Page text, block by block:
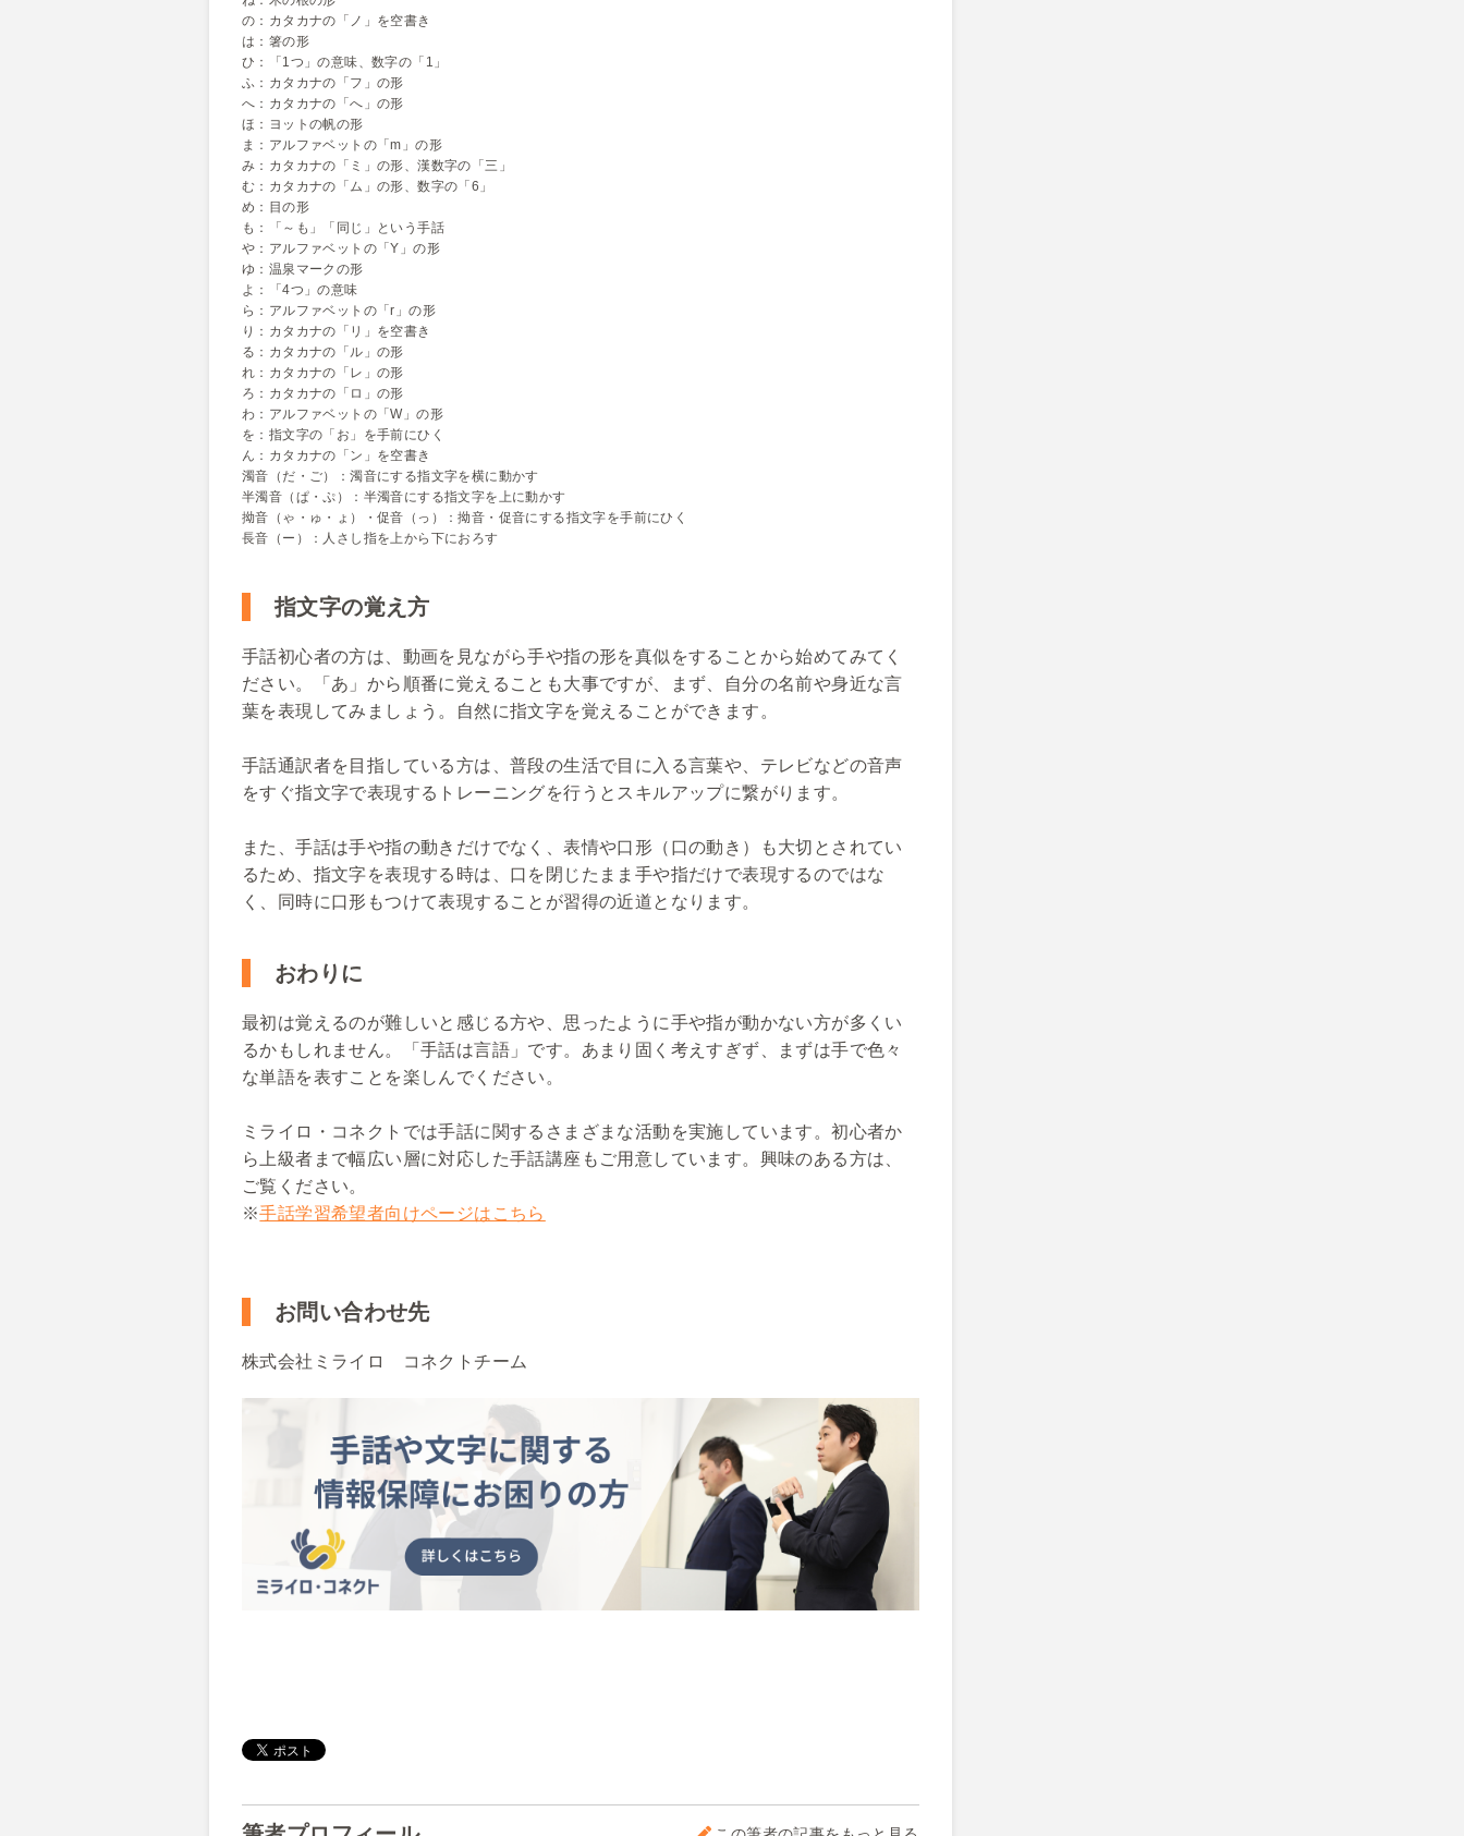
の：カタカナの「ノ」を空書き
は：箸の形
ひ：「1つ」の意味、数字の「1」
ふ：カタカナの「フ」の形
へ：カタカナの「へ」の形
ほ：ヨットの帆の形
ま：アルファベットの「m」の形
み：カタカナの「ミ」の形、漢数字の「三」
む：カタカナの「ム」の形、数字の「6」
め：目の形
も：「～も」「同じ」という手話
や：アルファベットの「Y」の形
ゆ：温泉マークの形
よ：「4つ」の意味
ら：アルファベットの「r」の形
り：カタカナの「リ」を空書き
る：カタカナの「ル」の形
れ：カタカナの「レ」の形
ろ：カタカナの「ロ」の形
わ：アルファベットの「W」の形
を：指文字の「お」を手前にひく
ん：カタカナの「ン」を空書き
濁音（だ・ご）：濁音にする指文字を横に動かす
半濁音（ぱ・ぷ）：半濁音にする指文字を上に動かす
拗音（ゃ・ゅ・ょ）・促音（っ）：拗音・促音にする指文字を手前にひく
長音（ー）：人さし指を上から下におろす
指文字の覚え方
手話初心者の方は、動画を見ながら手や指の形を真似をすることから始めてみてく
ださい。「あ」から順番に覚えることも大事ですが、まず、自分の名前や身近な言
葉を表現してみましょう。自然に指文字を覚えることができます。
手話通訳者を目指している方は、普段の生活で目に入る言葉や、テレビなどの音声
をすぐ指文字で表現するトレーニングを行うとスキルアップに繋がります。
また、手話は手や指の動きだけでなく、表情や口形（口の動き）も大切とされてい
るため、指文字を表現する時は、口を閉じたまま手や指だけで表現するのではな
く、同時に口形もつけて表現することが習得の近道となります。
おわりに
最初は覚えるのが難しいと感じる方や、思ったように手や指が動かない方が多くい
るかもしれません。「手話は言語」です。あまり固く考えすぎず、まずは手で色々
な単語を表すことを楽しんでください。
ミライロ・コネクトでは手話に関するさまざまな活動を実施しています。初心者か
ら上級者まで幅広い層に対応した手話講座もご用意しています。興味のある方は、
ご覧ください。
※手話学習希望者向けページはこちら
お問い合わせ先
株式会社ミライロ コネクトチーム